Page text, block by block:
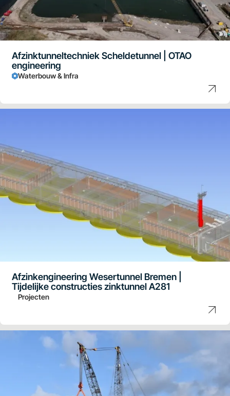
Afzinktunneltechniek Scheldetunnel | OTAO
engineering
Waterbouw & Infra
Afzinkengineering Wesertunnel Bremen |
Tijdelijke constructies zinktunnel A281
Projecten